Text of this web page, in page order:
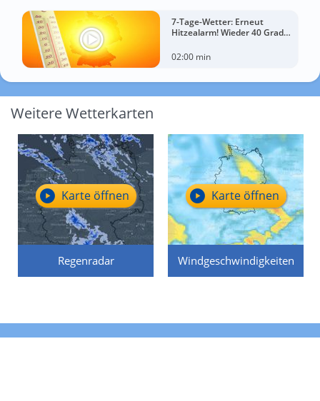
7-Tage-Wetter: Erneut
Hitzealarm! Wieder 40 Grad
02:00 min
Weitere Wetterkarten
Regenradar
Karte öffnen
Windgeschwindigkeiten
Karte öffnen